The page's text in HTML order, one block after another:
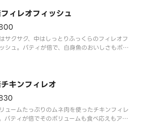
ィレオフィッシュ
サクサク、中はしっとりふっくらのフィレオフ
シュ。パティが倍で、白身魚のおいしさもボリ
キンフィレオ
ュームたっぷりのムネ肉を使ったチキンフィレ
パティが倍でそのボリュームも食べ応えもアッ